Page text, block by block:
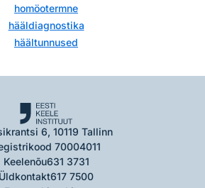
homöotermne
hääldiagnostika
häältunnused
6, 10119 Tallinn
70004011
Keelenõu631 3731
Üldkontakt617 7500